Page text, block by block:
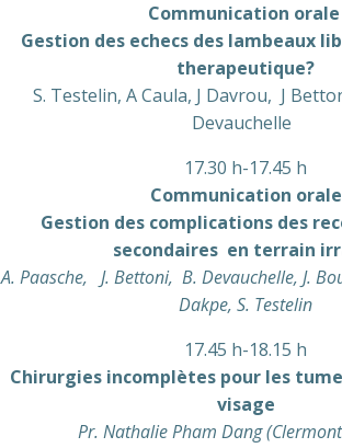
Communication orale
Gestion des echecs des lambeaux
therapeutique?
S. Testelin, A Caula, J Davrou, J
Devauchelle
17.30 h-17.45 h
Communication orale
Gestion des complications des
secondaires en terrain
A. Paasche, J. Bettoni, B. Devauchelle, J.
Dakpe, S. Testelin
17.45 h-18.15 h
Chirurgies incomplètes pour les
visage
Pr. Nathalie Pham Dang